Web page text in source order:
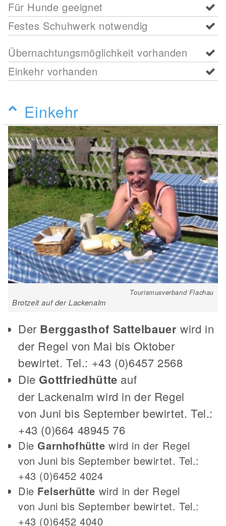
Für Hunde geeignet
Festes Schuhwerk notwendig
Übernachtungsmöglichkeit vorhanden
Einkehr vorhanden
Einkehr
Tourismusverband Flachau
Brotzeit auf der Lackenalm
Der Berggasthof Sattelbauer wird in
der Regel von Mai bis Oktober
bewirtet. Tel.: +43 (0)6457 2568
Die Gottfriedhütte auf
der Lackenalm wird in der Regel
von Juni bis September bewirtet. Tel.:
+43 (0)664 48945 76
Die Garnhofhütte wird in der Regel
von Juni bis September bewirtet. Tel.:
+43 (0)6452 4024
Die Felserhütte wird in der Regel
von Juni bis September bewirtet. Tel.:
+43 (0)6452 4040